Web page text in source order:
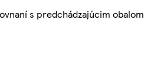
s predchádzajúcim obalom